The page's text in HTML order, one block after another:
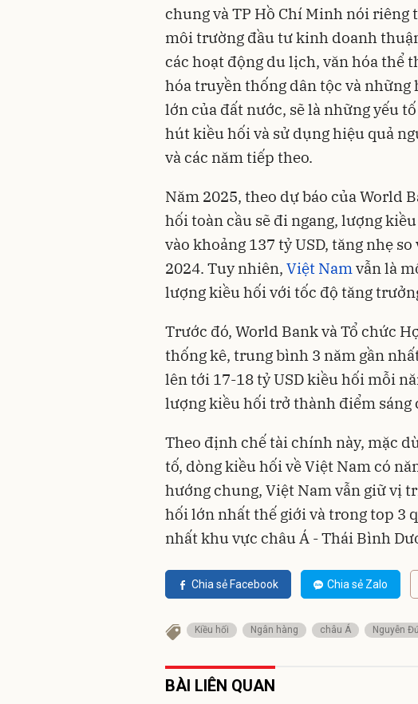
chung và TP Hồ Chí Minh nói
môi trường đầu tư kinh doanh
các hoạt động du lịch, văn hóa thể
hóa truyền thống dân tộc và những
lớn của đất nước, sẽ là những yếu
hút kiều hối và sử dụng hiệu quả
và các năm tiếp theo.
Năm 2025, theo dự báo của World
hối toàn cầu sẽ đi ngang, lượng
vào khoảng 137 tỷ USD, tăng nhẹ
2024. Tuy nhiên, Việt Nam vẫn là
lượng kiều hối với tốc độ tăng
Trước đó, World Bank và Tổ chức
thống kê, trung bình 3 năm gần
lên tới 17-18 tỷ USD kiều hối mỗi
lượng kiều hối trở thành điểm sáng
Theo định chế tài chính này, mặc
tố, dòng kiều hối về Việt Nam có
hướng chung, Việt Nam vẫn giữ vị
hối lớn nhất thế giới và trong top 3
nhất khu vực châu Á - Thái Bình
Chia sẻ Facebook Chia sẻ Zalo
Kiều hối Ngân hàng châu Á Nguyễn
BÀI LIÊN QUAN